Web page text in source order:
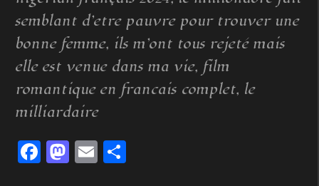
semblant d’etre pauvre pour trouver une
bonne femme, ils m’ont tous rejeté mais
elle est venue dans ma vie, film
romantique en francais complet, le
milliardaire
Facebook
Mastodon
Email